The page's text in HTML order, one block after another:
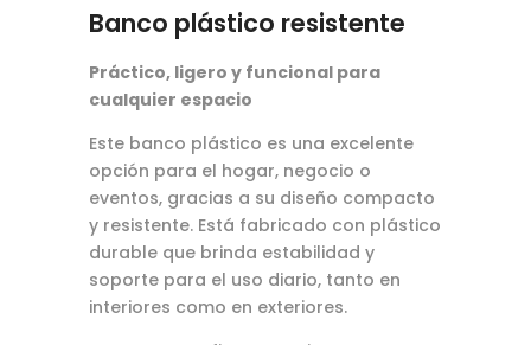
Banco plástico resistente
Práctico, ligero y funcional para
cualquier espacio
Este banco plástico es una excelente
opción para el hogar, negocio o
eventos, gracias a su diseño compacto
y resistente. Está fabricado con plástico
durable que brinda estabilidad y
soporte para el uso diario, tanto en
interiores como en exteriores.